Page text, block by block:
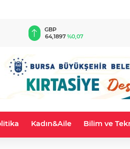
GBP
64,1897%0,07
Kadın&Aile Bilim ve